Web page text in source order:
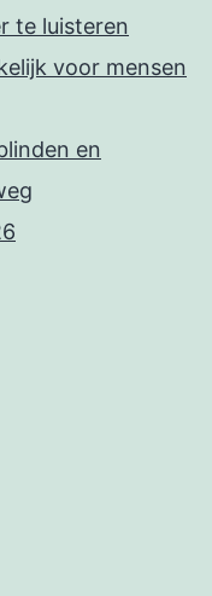
te luisteren
voor mensen
en